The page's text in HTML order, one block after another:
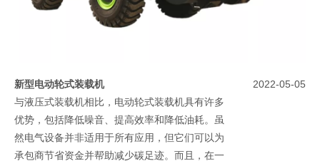
新型电动轮式装载机
与液压式装载机相比，电动轮式装载机具有许多
优势，包括降低噪音、提高效率和降低油耗。虽
然电气设备并非适用于所有应用，但它们可以为
承包商节省资金并帮助减少碳足迹。而且，在一
2022-05-05